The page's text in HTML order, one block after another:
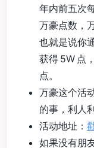
年内前五次
万豪点数，
也就是说你
获得 5W 点
点。
万豪这个活
的事，利人
活动地址：
如果没有朋